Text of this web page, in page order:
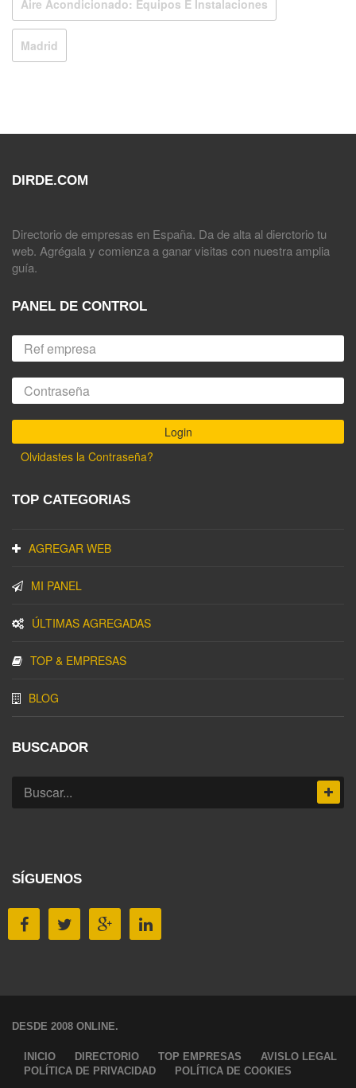
Aire Acondicionado: Equipos E Instalaciones
Madrid
DIRDE.COM
Directorio de empresas en España. Da de alta al dierctorio tu
web. Agrégala y comienza a ganar visitas con nuestra amplia
guía.
PANEL DE CONTROL
Olvidastes la Contraseña?
TOP CATEGORIAS
AGREGAR WEB
MI PANEL
ÚLTIMAS AGREGADAS
TOP & EMPRESAS
BLOG
BUSCADOR
SÍGUENOS
DESDE 2008 ONLINE.
INICIO DIRECTORIO TOP EMPRESAS
AVISLO LEGAL
POLÍTICA DE PRIVACIDAD
POLÍTICA DE COOKIES